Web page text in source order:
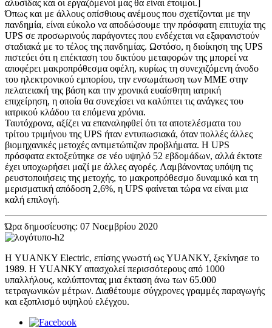
αλυσίδας και οι εργαζόμενοί μας θα είναι έτοιμοι.]
Όπως και με άλλους οπίσθιους ανέμους που σχετίζονται με την
πανδημία, είναι εύκολο να αποδώσουμε την πρόσφατη επιτυχία της
UPS σε προσωρινούς παράγοντες που ενδέχεται να εξαφανιστούν
σταδιακά με το τέλος της πανδημίας. Ωστόσο, η διοίκηση της UPS
πιστεύει ότι η επέκταση του δικτύου μεταφορών της μπορεί να
αποφέρει μακροπρόθεσμα οφέλη, κυρίως τη συνεχιζόμενη άνοδο
του ηλεκτρονικού εμπορίου, την ενσωμάτωση των ΜΜΕ στην
πελατειακή της βάση και την χρονικά ευαίσθητη ιατρική
επιχείρηση, η οποία θα συνεχίσει να καλύπτει τις ανάγκες του
ιατρικού κλάδου τα επόμενα χρόνια.
Ταυτόχρονα, αξίζει να επαναληφθεί ότι τα αποτελέσματα του
τρίτου τριμήνου της UPS ήταν εντυπωσιακά, όταν πολλές άλλες
βιομηχανικές μετοχές αντιμετώπιζαν προβλήματα. Η UPS
πρόσφατα εκτοξεύτηκε σε νέο υψηλό 52 εβδομάδων, αλλά έκτοτε
έχει υποχωρήσει μαζί με άλλες αγορές. Λαμβάνοντας υπόψη τις
ρευστοποιήσεις της μετοχής, το μακροπρόθεσμο δυναμικό και τη
μερισματική απόδοση 2,6%, η UPS φαίνεται τώρα να είναι μια
καλή επιλογή.
Ώρα δημοσίευσης: 07 Νοεμβρίου 2020
Η YUANKY Electric, επίσης γνωστή ως YUANKY, ξεκίνησε το
1989. Η YUANKY απασχολεί περισσότερους από 1000
υπαλλήλους, καλύπτοντας μια έκταση άνω των 65.000
τετραγωνικών μέτρων. Διαθέτουμε σύγχρονες γραμμές παραγωγής
και εξοπλισμό υψηλού ελέγχου.